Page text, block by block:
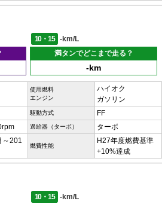
10・15
-km/L
満タンでどこまで走る？
-km
使用燃料
エンジン
ハイオク
ガソリン
駆動方式 FF
過給器（ターボ） ターボ
～201
燃費性能
H27年度燃費基準
+10%達成
10・15
-km/L